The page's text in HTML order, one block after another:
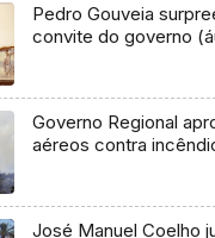
Pedro Gouveia
convite do governo
Governo Regional
aéreos contra
José Manuel Coelho